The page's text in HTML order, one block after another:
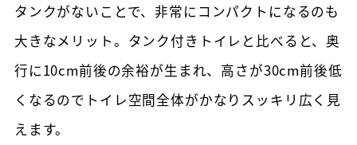
タンクがないことで、非常にコンパクトになるのも
大きなメリット。タンク付きトイレと比べると、奥
行に10cm前後の余裕が生まれ、高さが30cm前後低
くなるのでトイレ空間全体がかなりスッキリ広く見
えます。